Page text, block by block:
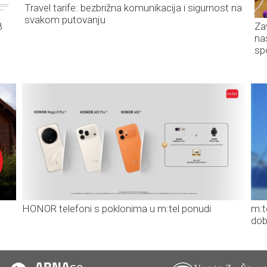
Travel tarife: bezbrižna komunikacija i sigurnost na
svakom putovanju
HONOR telefoni s poklonima u m:tel ponudi